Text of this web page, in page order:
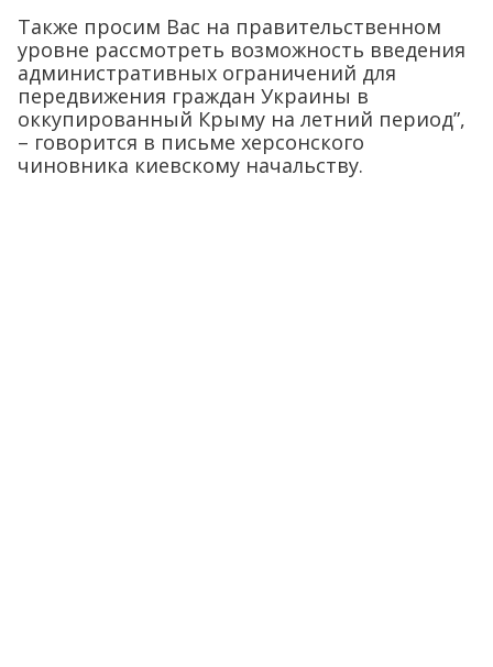
Также просим Вас на правительственном
уровне рассмотреть возможность введения
административных ограничений для
передвижения граждан Украины в
оккупированный Крыму на летний период”,
– говорится в письме херсонского
чиновника киевскому начальству.